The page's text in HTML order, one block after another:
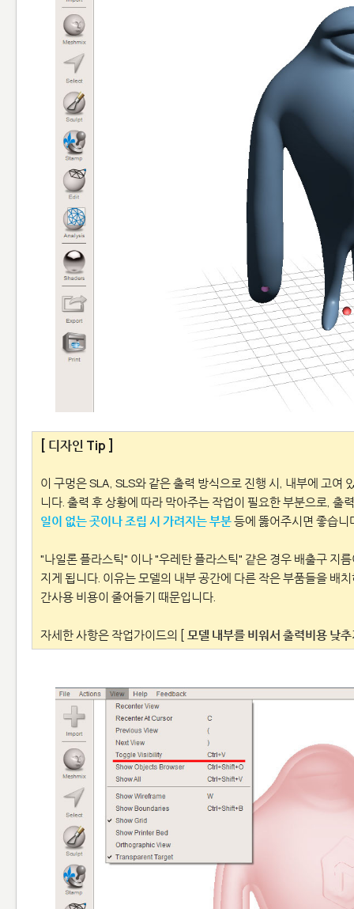
[ 디자인 Tip ]
이 구멍은 SLA, SLS와 같은 출력 방식으로 진행 시, 내부에 고여
니다. 출력 후 상황에 따라 막아주는 작업이 필요한 부분으로, 출
일이 없는 곳이나 조립 시 가려지는 부분등에 뚫어주시면 좋습니
"나일론 플라스틱" 이나 "우레탄 플라스틱" 걑은 경우 배출구 지
지게 됩니다. 이유는 모델의 내부 공간에 다른 작은 부품들을 배
간사용 비용이 줄어들기 때문입니다.
자세한 사항은 작업가이드의 [모델 내부를 비워서 출력비용 낮